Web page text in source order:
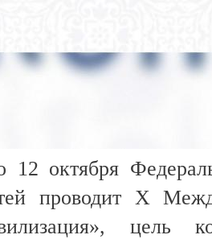
октября
проводит X
цель